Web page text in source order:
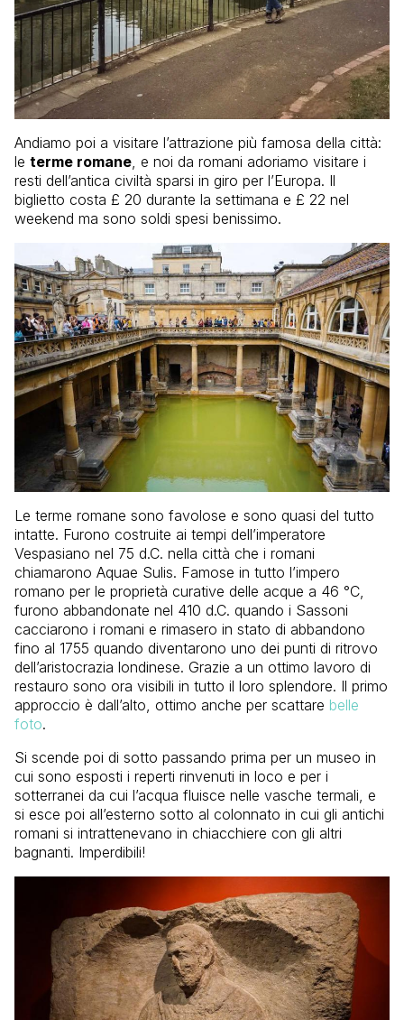
Andiamo poi a visitare l’attrazione più famosa della città:
le terme romane , e noi da romani adoriamo visitare i
resti dell’antica civiltà sparsi in giro per l’Europa. Il
biglietto costa £ 20 durante la settimana e £ 22 nel
weekend ma sono soldi spesi benissimo.
Le terme romane sono favolose e sono quasi del tutto
intatte. Furono costruite ai tempi dell’imperatore
Vespasiano nel 75 d.C. nella città che i romani
chiamarono Aquae Sulis. Famose in tutto l’impero
romano per le proprietà curative delle acque a 46 °C,
furono abbandonate nel 410 d.C. quando i Sassoni
cacciarono i romani e rimasero in stato di abbandono
fino al 1755 quando diventarono uno dei punti di ritrovo
dell’aristocrazia londinese. Grazie a un ottimo lavoro di
restauro sono ora visibili in tutto il loro splendore. Il primo
approccio è dall’alto, ottimo anche per scattare belle
foto.
Si scende poi di sotto passando prima per un museo in
cui sono esposti i reperti rinvenuti in loco e per i
sotterranei da cui l’acqua fluisce nelle vasche termali, e
si esce poi all’esterno sotto al colonnato in cui gli antichi
romani si intrattenevano in chiacchiere con gli altri
bagnanti. Imperdibili!